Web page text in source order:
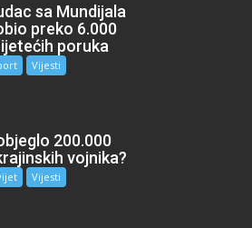
sa Mundijala
preko 6.000
poruka
Vijesti
200.000
vojnika?
Vijesti